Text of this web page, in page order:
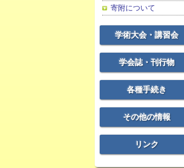
寄附について
学術大会・講習会
学会誌・刊行物
各種手続き
その他の情報
リンク